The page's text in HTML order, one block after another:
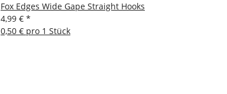
Fox Edges Wide Gape Straight Hooks
4,99 € *
0,50 € pro 1 Stück